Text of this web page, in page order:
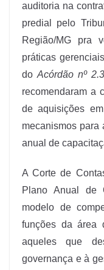
auditoria na
predial pelo
Região/MG pra
práticas
do Acórdão nº
recomendaram a
de aquisições
mecanismos para
anual de
A Corte de
Plano Anual de
modelo de
funções da área
aqueles que
governança e à